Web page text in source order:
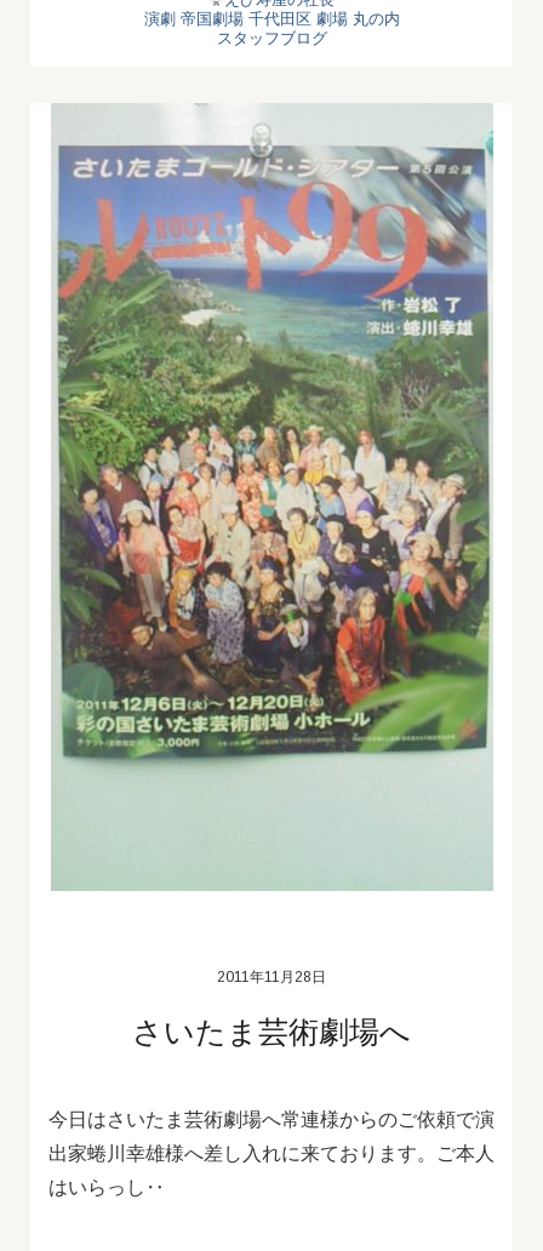
演劇 帝国劇場 千代田区 劇場 丸の内
スタッフブログ
2011年11月28日
さいたま芸術劇場へ
今日はさいたま芸術劇場へ常連様からのご依頼で演
出家蜷川幸雄様へ差し入れに来ております。ご本人
はいらっし‥